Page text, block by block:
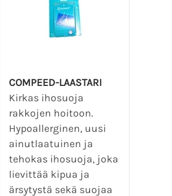
COMPEED-LAASTARI
Kirkas ihosuoja
rakkojen hoitoon.
Hypoallerginen, uusi
ainutlaatuinen ja
tehokas ihosuoja, joka
lievittää kipua ja
ärsytystä sekä suojaa